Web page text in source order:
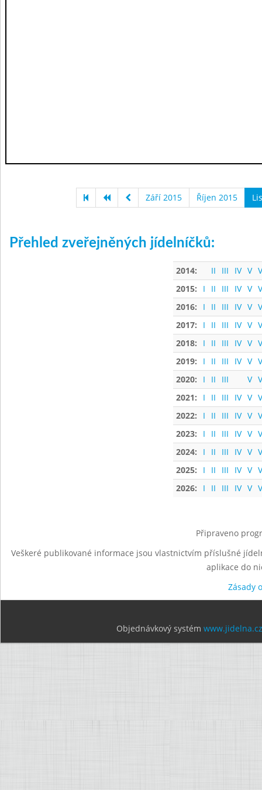
Září 2015 Říjen 2015
Přehled zveřejněných jídelníčků:
2014: II III IV V
2015:
I II III IV V
2016:
I II III IV V
2017:
I II III IV V
2018:
I II III IV V
2019:
I II III IV V
2020:
I II III V
2021:
I II III IV V
2022:
I II III IV V
2023:
I II III IV V
2024:
I II III IV V
2025:
I II III IV V
2026:
I II III IV V
Připraveno
Veškeré publikované informace jsou vlastnictvím příslušné
aplikace do
Zásady
Objednávkový systém www.jidelna.cz